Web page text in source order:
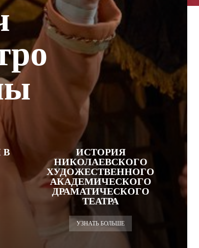
В
ИСТОРИЯ
НИКОЛАЕВСКОГО
ХУДОЖЕСТВЕННОГО
АКАДЕМИЧЕСКОГО
ДРАМАТИЧЕСКОГО
ТЕАТРА
УЗНАТЬ БОЛЬШЕ